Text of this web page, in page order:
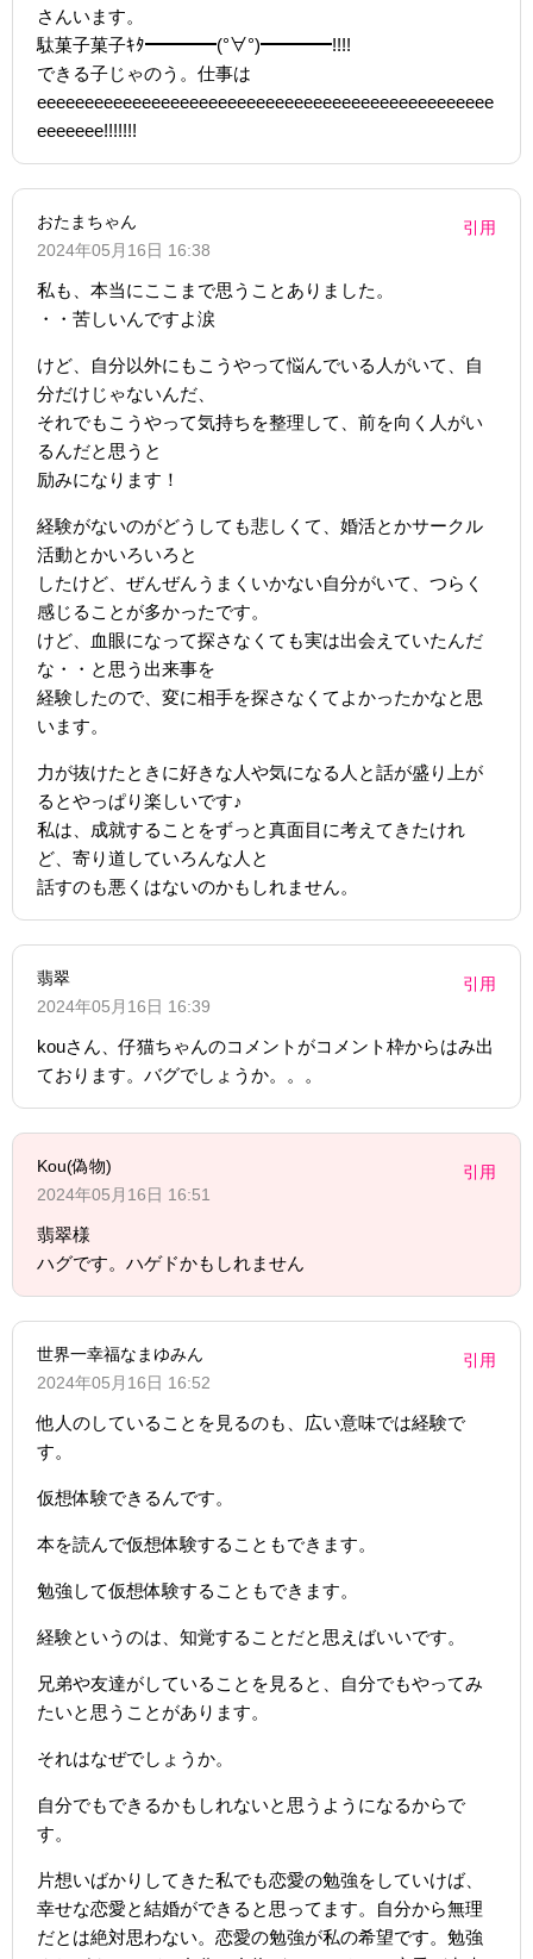
さんいます。
駄菓子菓子ｷﾀ━━━━(°∀°)━━━━!!!!
できる子じゃのう。仕事は
eeeeeeeeeeeeeeeeeeeeeeeeeeeeeeeeeeeeeeeeeeeeeeee
eeeeeee!!!!!!!
おたまちゃん
2024年05月16日 16:38
引用
私も、本当にここまで思うことありました。
・・苦しいんですよ涙
けど、自分以外にもこうやって悩んでいる人がいて、自
分だけじゃないんだ、
それでもこうやって気持ちを整理して、前を向く人がい
るんだと思うと
励みになります！
経験がないのがどうしても悲しくて、婚活とかサークル
活動とかいろいろと
したけど、ぜんぜんうまくいかない自分がいて、つらく
感じることが多かったです。
けど、血眼になって探さなくても実は出会えていたんだ
な・・と思う出来事を
経験したので、変に相手を探さなくてよかったかなと思
います。
力が抜けたときに好きな人や気になる人と話が盛り上が
るとやっぱり楽しいです♪
私は、成就することをずっと真面目に考えてきたけれ
ど、寄り道していろんな人と
話すのも悪くはないのかもしれません。
翡翠
2024年05月16日 16:39
引用
kouさん、仔猫ちゃんのコメントがコメント枠からはみ出
ております。バグでしょうか。。。
Kou(偽物)
2024年05月16日 16:51
引用
翡翠様
ハグです。ハゲドかもしれません
世界一幸福なまゆみん
2024年05月16日 16:52
引用
他人のしていることを見るのも、広い意味では経験で
す。
仮想体験できるんです。
本を読んで仮想体験することもできます。
勉強して仮想体験することもできます。
経験というのは、知覚することだと思えばいいです。
兄弟や友達がしていることを見ると、自分でもやってみ
たいと思うことがあります。
それはなぜでしょうか。
自分でもできるかもしれないと思うようになるからで
す。
片想いばかりしてきた私でも恋愛の勉強をしていけば、
幸せな恋愛と結婚ができると思ってます。自分から無理
だとは絶対思わない。恋愛の勉強が私の希望です。勉強